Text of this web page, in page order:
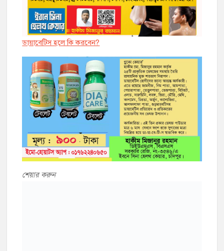
ডায়াবেট্সি হলে কি করবেন?
শেয়ার করুন